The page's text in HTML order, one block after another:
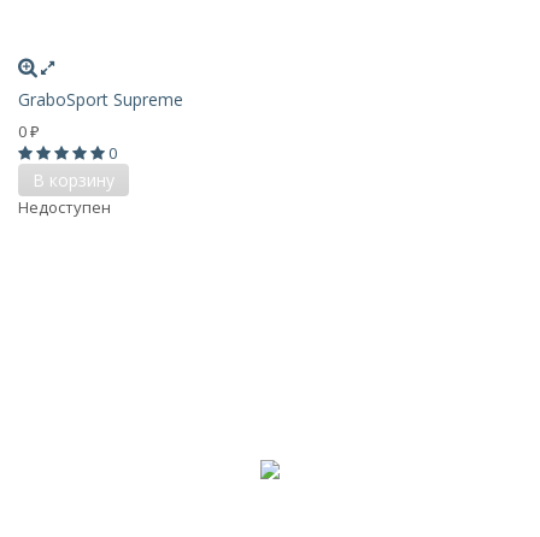
GraboSport Supreme
0 ₽
0
В корзину
Недоступен